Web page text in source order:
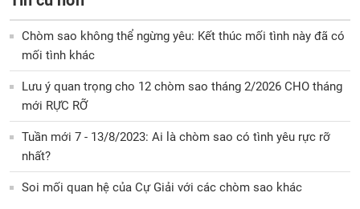
Chòm sao không thể ngừng yêu: Kết thúc mối tình này đã có
mối tình khác
Lưu ý quan trọng cho 12 chòm sao tháng 2/2026 CHO tháng
mới RỰC RỠ
Tuần mới 7 - 13/8/2023: Ai là chòm sao có tình yêu rực rỡ
nhất?
Soi mối quan hệ của Cự Giải với các chòm sao khác